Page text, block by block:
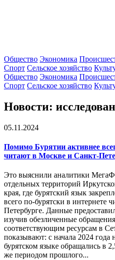
Общество Экономика
Спорт Сельское хозяйство
Общество Экономика
Спорт Сельское хозяйство
Новости:
05.11.2024
Помимо Бурятии активнее
читают в Москве и Санкт-
Это выяснили аналитики
отдельных территорий
края, где бурятский язык
всего по-бурятски в интернете
Петербурге. Данные
изучив обезличенные
соответствующим ресурсам в
показывают: с начала 2024 года
бурятском языке обращались в
же периодом прошлого...